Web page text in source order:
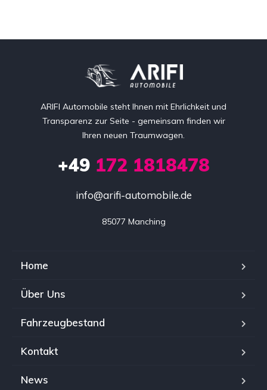
ARIFI Automobile steht Ihnen mit Ehrlichkeit und
Transparenz zur Seite - gemeinsam finden wir
Ihren neuen Traumwagen.
+49172 1818478
info@arifi-automobile.de
85077 Manching
Home
Über Uns
Fahrzeugbestand
Kontakt
News